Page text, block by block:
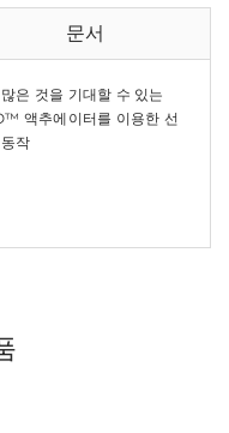
문서
은 것을 기대할 수 있는
액추에이터를 이용한 선
작